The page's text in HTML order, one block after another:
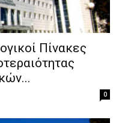
Πίνακες
0